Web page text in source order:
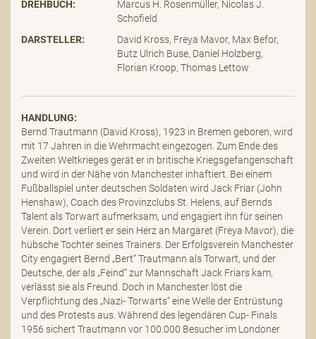
DREHBUCH:
Marcus H. Rosenmüller, Nicolas J.
Schofield
DARSTELLER:
David Kross, Freya Mavor, Max Befor,
Butz Ulrich Buse, Daniel Holzberg,
Florian Kroop, Thomas Lettow
HANDLUNG:
Bernd Trautmann (David Kross), 1923 in Bremen geboren, wird
mit 17 Jahren in die Wehrmacht eingezogen. Zum Ende des
Zweiten Weltkrieges gerät er in britische Kriegsgefangenschaft
und wird in der Nähe von Manchester inhaftiert. Bei einem
Fußballspiel unter deutschen Soldaten wird Jack Friar (John
Henshaw), Coach des Provinzclubs St. Helens, auf Bernds
Talent als Torwart aufmerksam, und engagiert ihn für seinen
Verein. Dort verliert er sein Herz an Margaret (Freya Mavor), die
hübsche Tochter seines Trainers. Der Erfolgsverein Manchester
City engagiert Bernd „Bert“ Trautmann als Torwart, und der
Deutsche, der als „Feind“ zur Mannschaft Jack Friars kam,
verlässt sie als Freund. Doch in Manchester löst die
Verpflichtung des „Nazi- Torwarts“ eine Welle der Entrüstung
und des Protests aus. Während des legendären Cup- Finals
1956 sichert Trautmann vor 100.000 Besucher im Londoner